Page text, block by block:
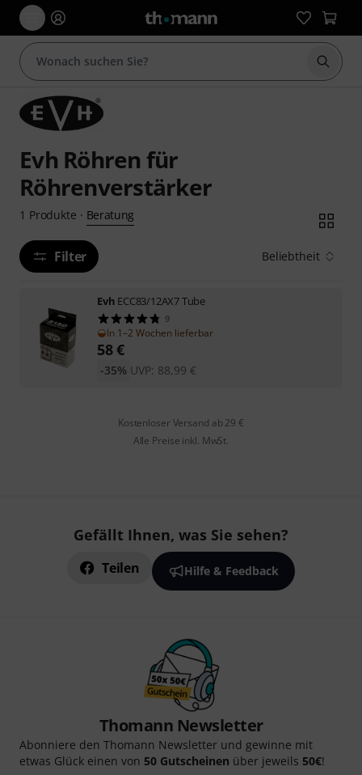
Suche
Evh Röhren für
Röhrenverstärker
1 Produkte · Beratung
Filter Beliebtheit
Evh ECC83/12AX7 Tube
9
In 1–2 Wochen lieferbar
58€
UVP: 88,99 €
-35%
Kostenloser Versand ab 29 €
Alle Preise inkl. MwSt.
Gefällt Ihnen, was Sie sehen?
Teilen Hilfe & Feedback
Thomann Newsletter
Abonniere den Thomann Newsletter und gewinne mit
etwas Glück einen von 50 Gutscheinen über jeweils 50€!